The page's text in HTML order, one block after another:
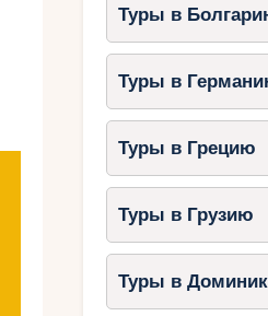
Туры в
Туры в
Туры в Грецию
Туры в Грузию
Туры в